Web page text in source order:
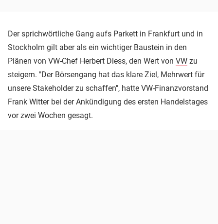
Der sprichwörtliche Gang aufs Parkett in Frankfurt und in
Stockholm gilt aber als ein wichtiger Baustein in den
Plänen von VW-Chef Herbert Diess, den Wert von VW zu
steigern. "Der Börsengang hat das klare Ziel, Mehrwert für
unsere Stakeholder zu schaffen", hatte VW-Finanzvorstand
Frank Witter bei der Ankündigung des ersten Handelstages
vor zwei Wochen gesagt.